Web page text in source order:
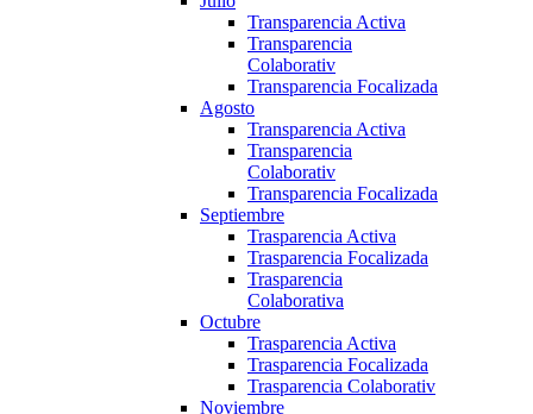
Transparencia Activa
Transparencia
Colaborativ
Transparencia Focalizada
Agosto
Transparencia Activa
Transparencia
Colaborativ
Transparencia Focalizada
Septiembre
Trasparencia Activa
Trasparencia Focalizada
Trasparencia
Colaborativa
Octubre
Trasparencia Activa
Trasparencia Focalizada
Trasparencia Colaborativ
Noviembre